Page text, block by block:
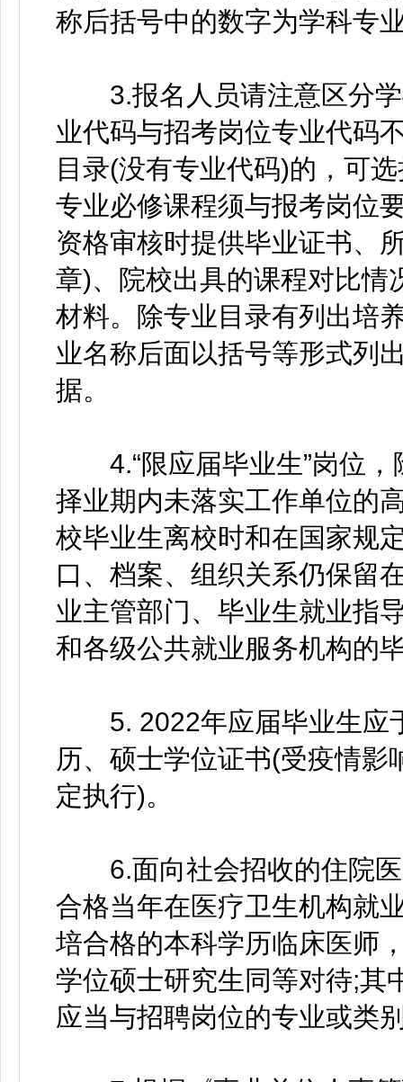
称后括号中的数字为学科专
3.报名人员请注意区分学
业代码与招考岗位专业代码
目录(没有专业代码)的，可
专业必修课程须与报考岗位
资格审核时提供毕业证书、
章)、院校出具的课程对比情
材料。除专业目录有列出培
业名称后面以括号等形式列
据。
4.“限应届毕业生”岗位，
择业期内未落实工作单位的
校毕业生离校时和在国家规
口、档案、组织关系仍保留
业主管部门、毕业生就业指
和各级公共就业服务机构的
5. 2022年应届毕业生应
历、硕士学位证书(受疫情
定执行)。
6.面向社会招收的住院医
合格当年在医疗卫生机构就
培合格的本科学历临床医师
学位硕士研究生同等对待;其
应当与招聘岗位的专业或类